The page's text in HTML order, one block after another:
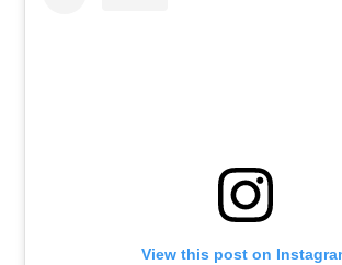
View this post on